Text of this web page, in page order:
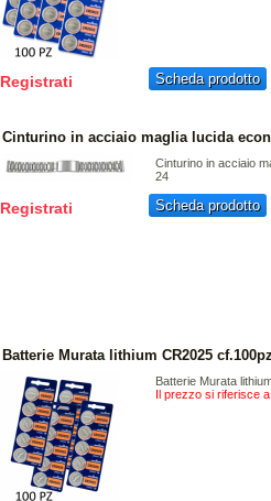
Registrati Scheda prodotto
Cinturino in acciaio maglia lucida
Cinturino in acciaio
24
Registrati Scheda prodotto
Batterie Murata lithium CR2025 cf.100pz
Batterie Murata
Il prezzo si riferisce